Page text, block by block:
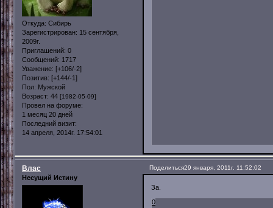
Откуда: Сибирь
Зарегистрирован: 15 сентября,
2009г.
Приглашений: 0
Сообщений: 1717
Уважение: [+106/-2]
Позитив: [+144/-1]
Пол: Мужской
Возраст: 44 [1982-05-09]
Провел на форуме:
1 месяц 20 дней
Последний визит:
14 апреля, 2014г. 17:54:01
Поделиться29 января, 2011г. 11:52:02
Влас
Несущий Истину
За.
0